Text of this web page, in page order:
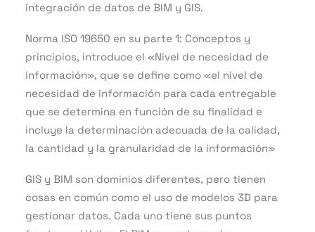
integración de datos de BIM y GIS.
Norma ISO 19650 en su parte 1: Conceptos y
principios, introduce el «Nivel de necesidad de
información», que se define como «el nivel de
necesidad de información para cada entregable
que se determina en función de su finalidad e
incluye la determinación adecuada de la calidad,
la cantidad y la granularidad de la información»
GIS y BIM son dominios diferentes, pero tienen
cosas en común como el uso de modelos 3D para
gestionar datos. Cada uno tiene sus puntos